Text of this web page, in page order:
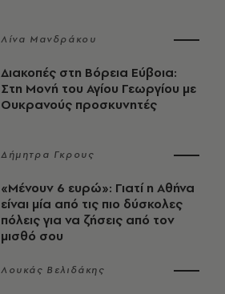
Λίνα Μανδράκου
Διακοπές στη Βόρεια Εύβοια:
Στη Μονή του Αγίου Γεωργίου με
Ουκρανούς προσκυνητές
Δήμητρα Γκρους
«Μένουν 6 ευρώ»: Γιατί η Αθήνα
είναι μία από τις πιο δύσκολες
πόλεις για να ζήσεις από τον
μισθό σου
Λουκάς Βελιδάκης